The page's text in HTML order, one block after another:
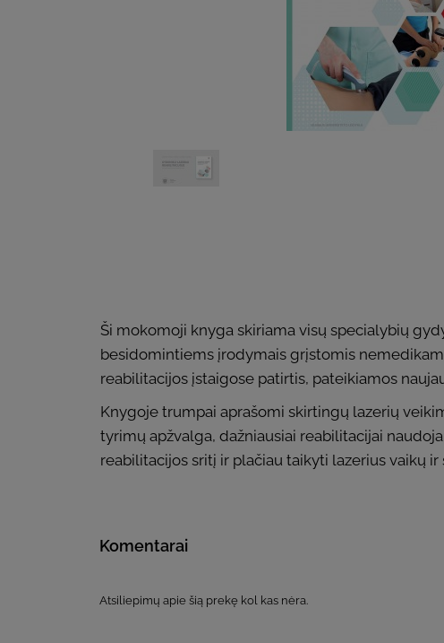
Ši mokomoji knyga skiriama visų specialybių
besidomintiems įrodymais grįstomis
reabilitacijos įstaigose patirtis, pateikiamos
Knygoje trumpai aprašomi skirtingų lazerių
tyrimų apžvalga, dažniausiai reabilitacijai
reabilitacijos sritį ir plačiau taikyti lazerius vaikų
Komentarai
Atsiliepimų apie šią prekę kol kas nėra.